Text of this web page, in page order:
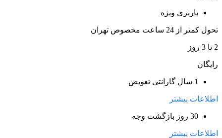
باربری ویژه
تحول کمتر از 24 ساعت مخصوص تهران
2 تا 3 روز
رایگان
1 سال گارانتی تعویض
اطلاعات بیشتر
30 روز بازگشت وجه
اطلاعات بیشتر